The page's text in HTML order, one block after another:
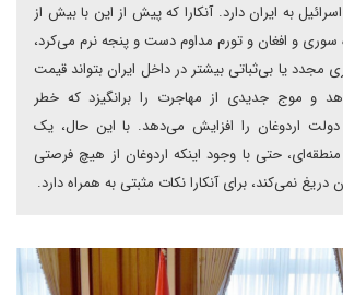
به ایران دارد. آنکارا که پیش از این با بیش از
سوری و افغان و تورم مداوم دست و پنجه نرم می‌کرد،
مجدد یا بی‌ثباتی بیشتر در داخل ایران بتواند قیمت
و موج جدیدی از مهاجرت را برانگیزد که خطر
دولت اردوغان را افزایش می‌دهد. با این حال، یک
منطقه‌ای، حتی با وجود اینکه اردوغان از هیچ فرصتی
نمی‌کند، برای آنکارا نکات مثبتی به همراه دارد.